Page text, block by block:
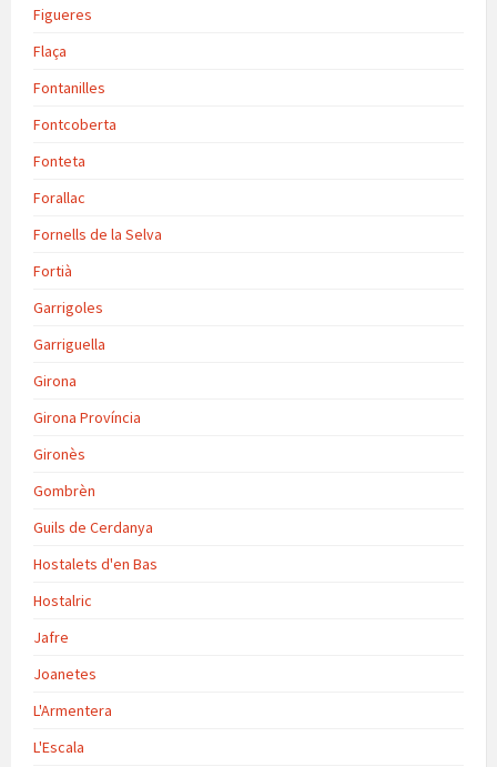
Figueres
Flaça
Fontanilles
Fontcoberta
Fonteta
Forallac
Fornells de la Selva
Fortià
Garrigoles
Garriguella
Girona
Girona Província
Gironès
Gombrèn
Guils de Cerdanya
Hostalets d'en Bas
Hostalric
Jafre
Joanetes
L'Armentera
L'Escala